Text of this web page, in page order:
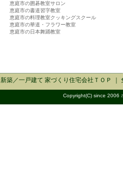
恵庭市の囲碁教室サロン
恵庭市の書道習字教室
恵庭市の料理教室クッキングスクール
恵庭市の華道・フラワー教室
恵庭市の日本舞踊教室
新築／一戸建て 家づくり住宅会社 ＴＯＰ ｜
Copyright(C) since 2006